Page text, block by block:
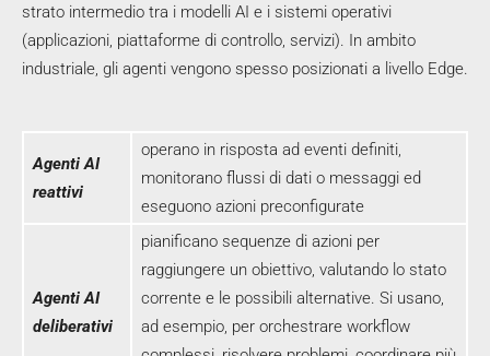
strato intermedio tra i modelli AI e i sistemi operativi
(applicazioni, piattaforme di controllo, servizi). In ambito
industriale, gli agenti vengono spesso posizionati a livello Edge.
Agenti AI
reattivi
operano in risposta ad eventi definiti,
monitorano flussi di dati o messaggi ed
eseguono azioni preconfigurate
Agenti AI
deliberativi
pianificano sequenze di azioni per
raggiungere un obiettivo, valutando lo stato
corrente e le possibili alternative. Si usano,
ad esempio, per orchestrare workflow